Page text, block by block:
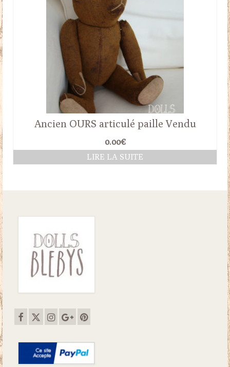
Ancien OURS articulé paille Vendu
0.00€
LIRE LA SUITE